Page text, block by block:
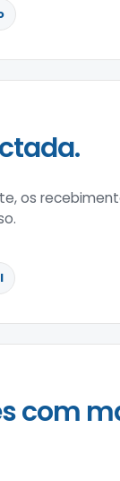
os
com